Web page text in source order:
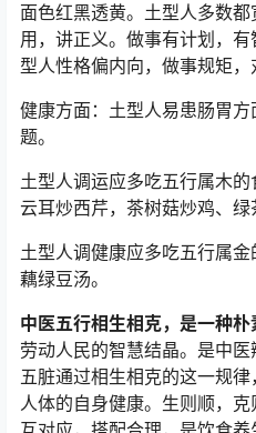
面色红黑透黄。土型人多数
用，讲正义。做事有计划，
型人性格偏内向，做事规矩，
健康方面：土型人易患肠胃
题。
土型人调运应多吃五行属木的
云耳炒西芹，茶树菇炒鸡、绿
土型人调健康应多吃五行属
藕绿豆汤。
中医五行相生相克，是一种
劳动人民的智慧结晶。是中
五脏通过相生相克的这一规
人体的自身健康。生则顺，